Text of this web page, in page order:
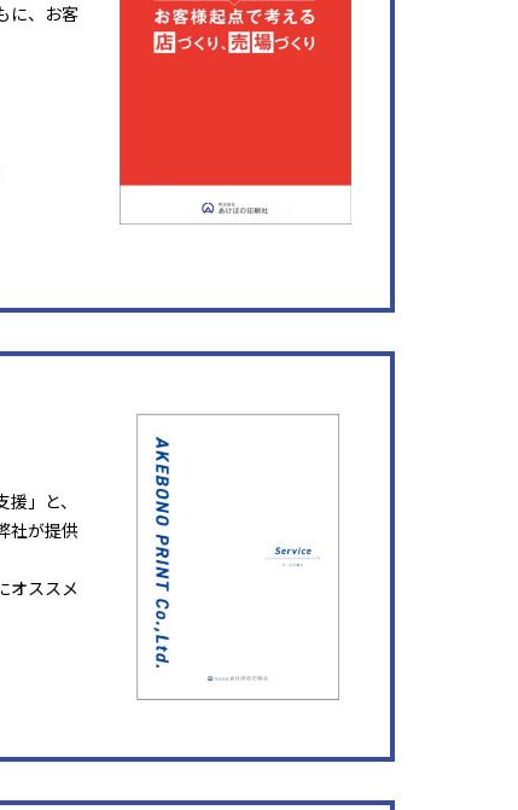
に、お客
」と、
社が提供
オススメ